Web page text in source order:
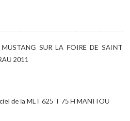
SUR LA FOIRE DE SAINT
2011
de la MLT 625 T 75 H MANITOU